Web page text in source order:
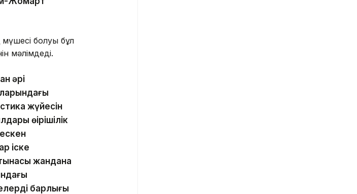
болуы бұл
мәлімдеді.
әрі
жүйесін
өңірішілік
іске
жандана
барлығы